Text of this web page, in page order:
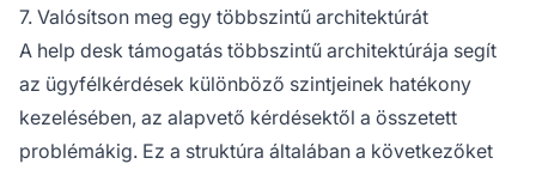
7. Valósítson meg egy többszintű architektúrát
A help desk támogatás többszintű architektúrája segít
az ügyfélkérdések különböző szintjeinek hatékony
kezelésében, az alapvető kérdésektől a összetett
problémákig. Ez a struktúra általában a következőket